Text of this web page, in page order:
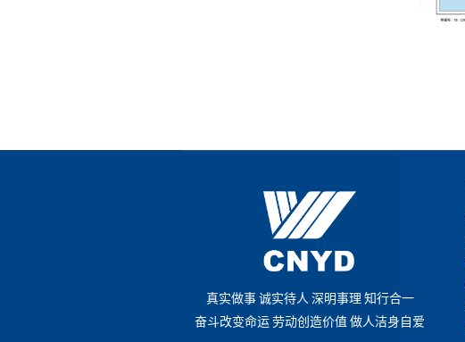
真实做事 诚实待人 深明事理 知行合一
奋斗改变命运劳动创造价值 做人洁身自爱